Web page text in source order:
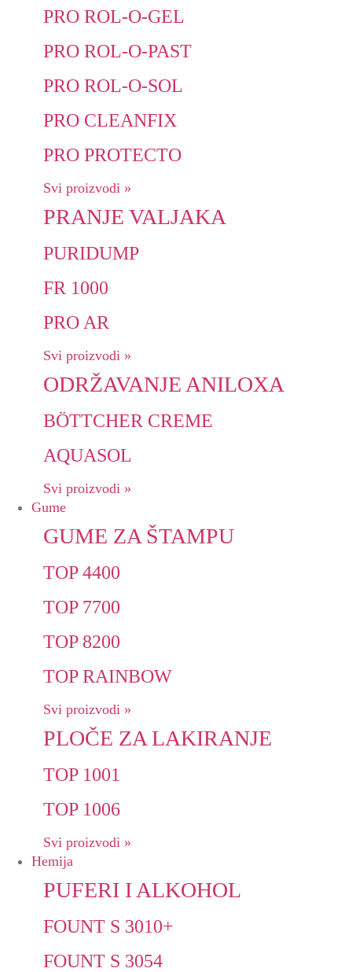
PRO ROL-O-GEL
PRO ROL-O-PAST
PRO ROL-O-SOL
PRO CLEANFIX
PRO PROTECTO
Svi proizvodi »
PRANJE VALJAKA
PURIDUMP
FR 1000
PRO AR
Svi proizvodi »
ODRŽAVANJE ANILOXA
BÖTTCHER CREME
AQUASOL
Svi proizvodi »
Gume
GUME ZA ŠTAMPU
TOP 4400
TOP 7700
TOP 8200
TOP RAINBOW
Svi proizvodi »
PLOČE ZA LAKIRANJE
TOP 1001
TOP 1006
Svi proizvodi »
Hemija
PUFERI I ALKOHOL
FOUNT S 3010+
FOUNT S 3054